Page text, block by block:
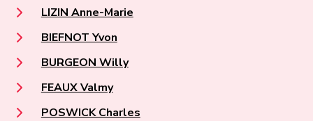
LIZIN Anne-Marie
BIEFNOT Yvon
BURGEON Willy
FEAUX Valmy
POSWICK Charles